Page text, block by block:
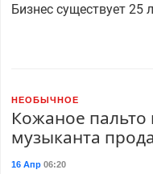
Бизнес существует 25
НЕОБЫЧНОЕ
Кожаное пальто
музыканта
16 Апр06:20